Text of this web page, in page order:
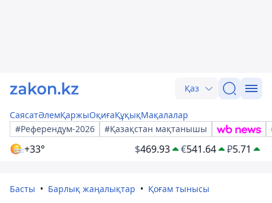
Қаз
СаясатӘлемҚаржыОқиғаҚұқықМақалалар
#Референдум-2026
#Қазақстан мақтанышы
+33° $469.93 €541.64 ₽5.71
Басты Барлық жаңалықтар Қоғам тынысы